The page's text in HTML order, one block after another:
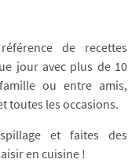
de recettes
jour avec plus de 10
ou entre amis,
toutes les occasions.
et faites des
en cuisine !